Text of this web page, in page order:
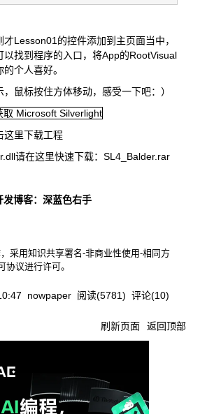
才Lesson01的控件添加到主页面当中，
以找到程序的入口，将App的RootVisual
个人喜好。
鼠标按住方体移动，感受一下吧：）
这里下载工程
请在这里快速下载： SL4_Balder.rar
博客： 深蓝色右手
采用知识共享署名-非商业性使用-相同方
协议进行许可。
nowpaper 阅读(5781) 评论(10)
刷新页面
返回顶部